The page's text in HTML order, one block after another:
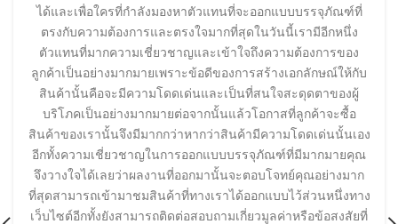
ได้และเพื่อใครที่กำลังมองหาตัวแทนที่จะออกแบบบรรจุภัณฑ์ที่
ตรงกับความต้องการและตรงใจมากที่สุดในวันนี้เรามีอีกหนึ่ง
ตัวแทนที่มากความเชี่ยวชาญและเข้าใจถึงความต้องการของ
ลูกค้าเป็นอย่างมากมายเพราะข้อดีของการสร้างเอกลักษณ์ให้กับ
สินค้านั้นคือจะมีความโดดเด่นและเป็นที่สนใจสะดุดตาของผู้
บริโภคเป็นอย่างมากมายต่อจากนั้นแล้วโอกาสที่ลูกค้าจะซื้อ
สินค้าของเรานั้นจึงมีมากกว่าหากว่าสินค้ามีความโดดเด่นนั้นเอง
อีกทั้งความเชี่ยวชาญในการออกแบบบรรจุภัณฑ์ที่มีมากมายคุณ
จึงวางใจได้เลยว่าผลงานที่ออกมานั้นจะตอบโจทย์คุณอย่างมาก
ที่สุดสามารถเข้ามาชมสินค้าที่ทางเราได้ออกแบบไว้ส่วนหนึ่งทาง
เว็บไซต์อีกทั้งยังสามารถติดต่อสอบถามเกี่ยวมูลค่าหรือข้อสงสัยที่